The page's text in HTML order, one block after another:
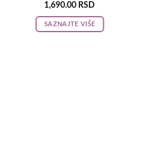
1,690.00 RSD
SAZNAJTE VIŠE